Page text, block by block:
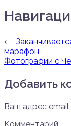
⟵
марафон
Фотографии с
Добавить
Ваш адрес email
Комментарий